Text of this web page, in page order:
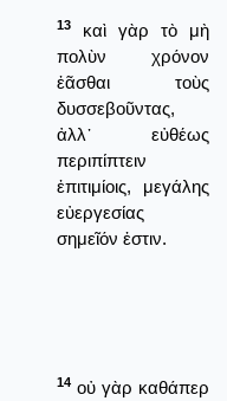
13
καὶ γὰρ τὸ μὴ
πολὺν χρόνον
ἐᾶσθαι τοὺς
δυσσεβοῦντας,
ἀλλ᾿ εὐθέως
περιπίπτειν
ἐπιτιμίοις, μεγάλης
εὐεργεσίας
σημεῖόν ἐστιν.
14 οὐ γὰρ καθάπερ